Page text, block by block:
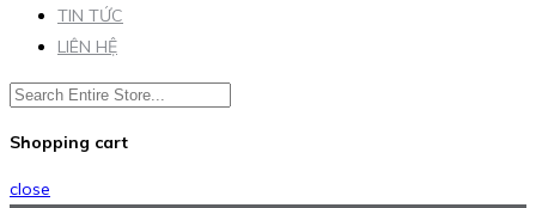
TIN TỨC
LIÊN HỆ
Shopping cart
close